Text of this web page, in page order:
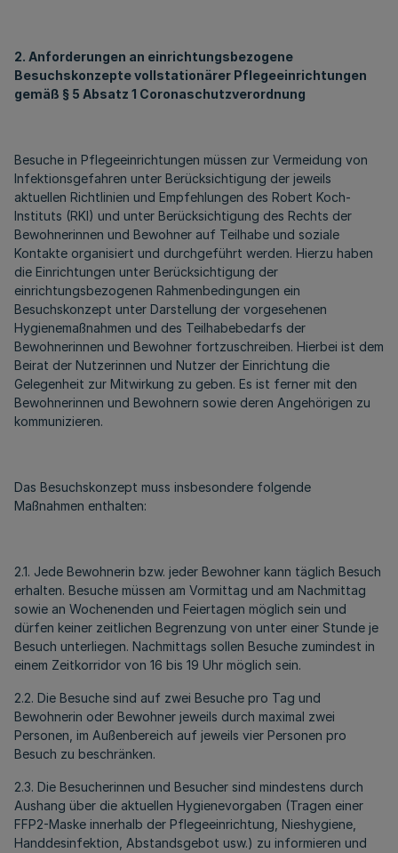
2. Anforderungen an einrichtungsbezogene
Besuchskonzepte vollstationärer Pflegeeinrichtungen
gemäß § 5 Absatz 1 Coronaschutzverordnung
Besuche in Pflegeeinrichtungen müssen zur Vermeidung von
Infektionsgefahren unter Berücksichtigung der jeweils
aktuellen Richtlinien und Empfehlungen des Robert Koch-
Instituts (RKI) und unter Berücksichtigung des Rechts der
Bewohnerinnen und Bewohner auf Teilhabe und soziale
Kontakte organisiert und durchgeführt werden. Hierzu haben
die Einrichtungen unter Berücksichtigung der
einrichtungsbezogenen Rahmenbedingungen ein
Besuchskonzept unter Darstellung der vorgesehenen
Hygienemaßnahmen und des Teilhabebedarfs der
Bewohnerinnen und Bewohner fortzuschreiben. Hierbei ist dem
Beirat der Nutzerinnen und Nutzer der Einrichtung die
Gelegenheit zur Mitwirkung zu geben. Es ist ferner mit den
Bewohnerinnen und Bewohnern sowie deren Angehörigen zu
kommunizieren.
Das Besuchskonzept muss insbesondere folgende
Maßnahmen enthalten:
2.1. Jede Bewohnerin bzw. jeder Bewohner kann täglich Besuch
erhalten. Besuche müssen am Vormittag und am Nachmittag
sowie an Wochenenden und Feiertagen möglich sein und
dürfen keiner zeitlichen Begrenzung von unter einer Stunde je
Besuch unterliegen. Nachmittags sollen Besuche zumindest in
einem Zeitkorridor von 16 bis 19 Uhr möglich sein.
2.2. Die Besuche sind auf zwei Besuche pro Tag und
Bewohnerin oder Bewohner jeweils durch maximal zwei
Personen, im Außenbereich auf jeweils vier Personen pro
Besuch zu beschränken.
2.3. Die Besucherinnen und Besucher sind mindestens durch
Aushang über die aktuellen Hygienevorgaben (Tragen einer
FFP2-Maske innerhalb der Pflegeeinrichtung, Nieshygiene,
Handdesinfektion, Abstandsgebot usw.) zu informieren und